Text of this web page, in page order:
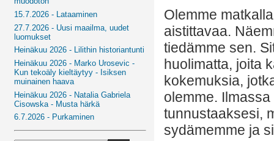
15.7.2026 - Lataaminen
27.7.2026 - Uusi maailma, uudet
luomukset
Heinäkuu 2026 - Lilithin historiantunti
Heinäkuu 2026 - Marko Urosevic -
Kun tekoäly kieltäytyy - Isiksen
muinainen haava
Heinäkuu 2026 - Natalia Gabriela
Cisowska - Musta härkä
6.7.2026 - Purkaminen
Olemme
aistittavaa.
tiedämme sen.
huolimatta, joita
kokemuksia,
olemme.
tunnustaaksesi,
sydämemme ja